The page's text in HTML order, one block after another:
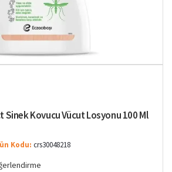
Kovucu Vücut Losyonu 100 Ml
Kodu: crs30048218